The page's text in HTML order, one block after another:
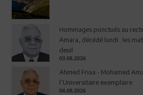
Hommages ponctués au
Amara, décédé lundi : les
deuil
03.08.2026
Ahmed Friaa - Mohamed
l’Universitaire exemplaire
04.08.2026